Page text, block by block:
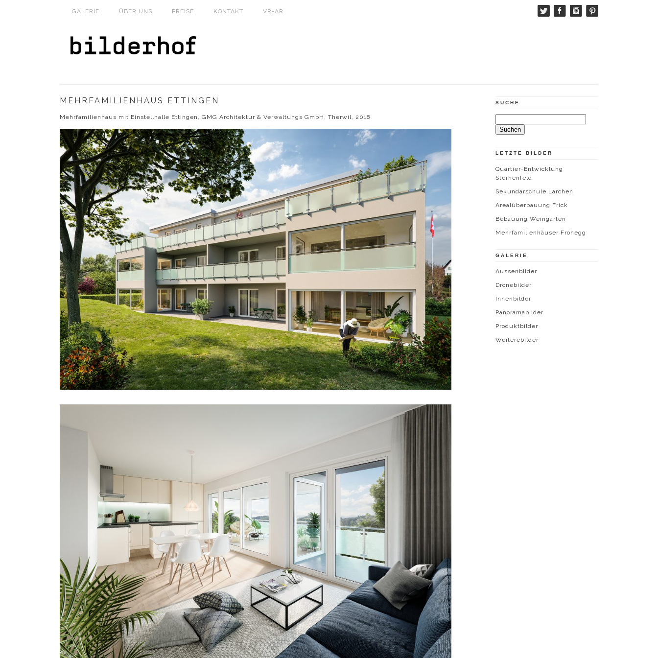
GALERIE ÜBER UNS PREISE KONTAKT VR+AR
MEHRFAMILIENHAUS ETTINGEN
Mehrfamilienhaus mit Einstellhalle Ettingen, GMG Architektur & Verwaltungs GmbH, Therwil, 2018
SUCHE
nach:
LETZTE BILDER
Quartier-Entwicklung
Sternenfeld
Sekundarschule Lärchen
Arealüberbauung Frick
Bebauung Weingarten
Mehrfamilienhäuser Frohegg
GALERIE
Aussenbilder
Dronebilder
Innenbilder
Panoramabilder
Produktbilder
Weiterebilder